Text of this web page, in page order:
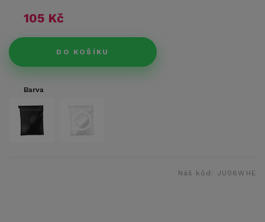
105 Kč
DO KOŠÍKU
Barva
Náš kód: JU06WHE